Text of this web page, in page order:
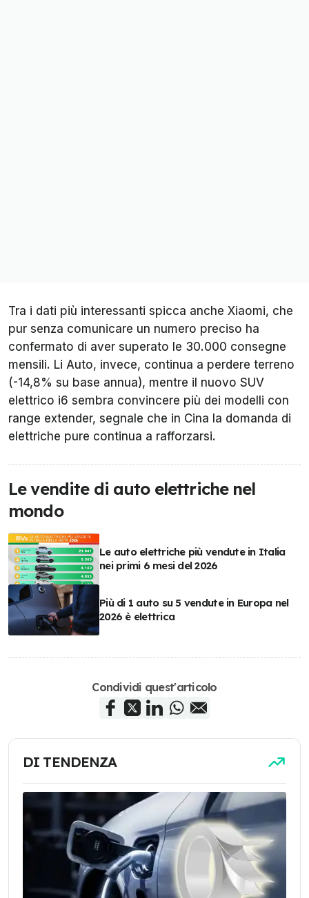
Tra i dati più interessanti spicca anche Xiaomi, che
pur senza comunicare un numero preciso ha
confermato di aver superato le 30.000 consegne
mensili. Li Auto, invece, continua a perdere terreno
(-14,8% su base annua), mentre il nuovo SUV
elettrico i6 sembra convincere più dei modelli con
range extender, segnale che in Cina la domanda di
elettriche pure continua a rafforzarsi.
Le vendite di auto elettriche nel
mondo
Le auto elettriche più vendute in Italia
nei primi 6 mesi del 2026
Più di 1 auto su 5 vendute in Europa nel
2026 è elettrica
Condividi quest'articolo
DI TENDENZA